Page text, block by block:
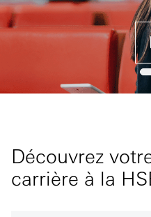
Découvrez
carrière à la